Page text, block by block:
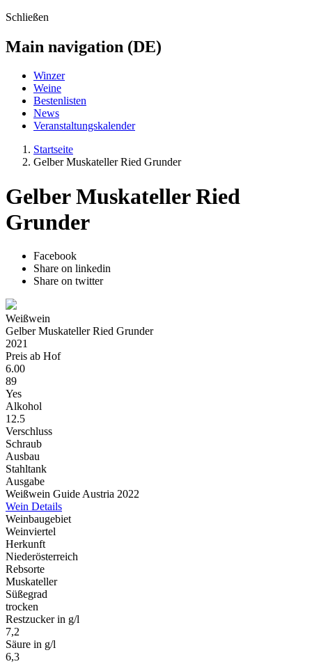
Schließen
Main navigation (DE)
Winzer
Weine
Bestenlisten
News
Veranstaltungskalender
Startseite
Gelber Muskateller Ried Grunder
Gelber Muskateller Ried
Grunder
Facebook
Share on linkedin
Share on twitter
Weißwein
Gelber Muskateller Ried Grunder
2021
Preis ab Hof
6.00
89
Yes
Alkohol
12.5
Verschluss
Schraub
Ausbau
Stahltank
Ausgabe
Weißwein Guide Austria 2022
Wein Details
Weinbaugebiet
Weinviertel
Herkunft
Niederösterreich
Rebsorte
Muskateller
Süßegrad
trocken
Restzucker in g/l
7,2
Säure in g/l
6,3